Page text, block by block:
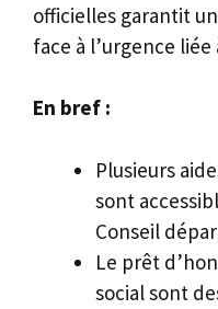
officielles garantit
face à l’urgence
En bref :
Plusieurs
sont
Conseil
Le prêt
social sont